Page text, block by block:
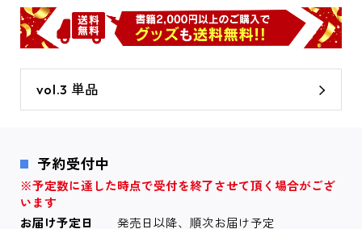
vol.3 単品
予約受付中
※予定数に達した時点で受付を終了させて頂く場合がござ
います
お届け予定日
発売日以降、順次お届け予定